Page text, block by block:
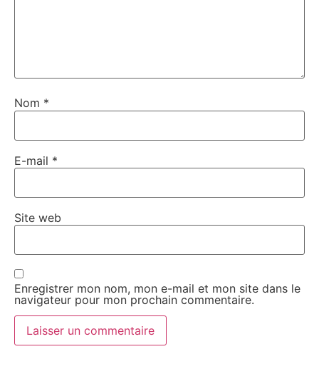
Nom *
E-mail *
Site web
Enregistrer mon nom, mon e-mail et mon site dans le
navigateur pour mon prochain commentaire.